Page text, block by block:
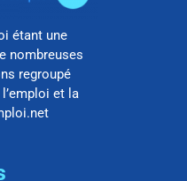
étant une
nombreuses
regroupé
et la